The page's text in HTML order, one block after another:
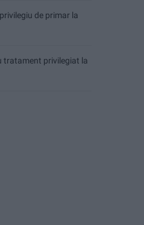
de primar la
tratament privilegiat la